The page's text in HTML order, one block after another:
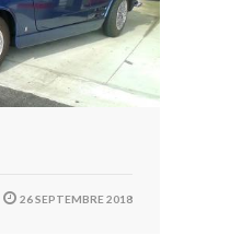
26 SEPTEMBRE 2018